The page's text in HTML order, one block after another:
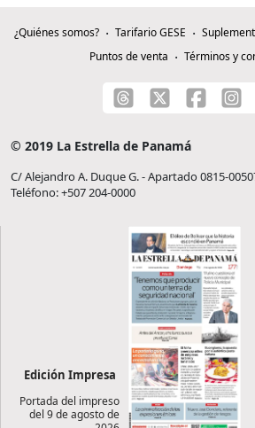
¿Quiénes somos? Tarifario GESE
Puntos de venta
Términos y
© 2019 La Estrella de Panamá
C/ Alejandro A. Duque G. - Apartado 0815-
Teléfono: +507 204-0000
Edición Impresa
Portada del impreso
del 9 de agosto de